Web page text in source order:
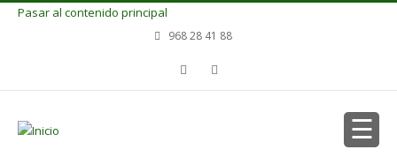
Pasar al contenido principal
968 28 41 88